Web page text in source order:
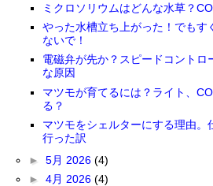
ミクロソリウムはどんな水草？
やった水槽立ち上がった！でもす
ないで！
電磁弁が先か？スピードコント
な原因
マツモが育てるには？ライト、
る？
マツモをシェルターにする理由
行った訳
► 5月 2026 (4)
► 4月 2026 (4)